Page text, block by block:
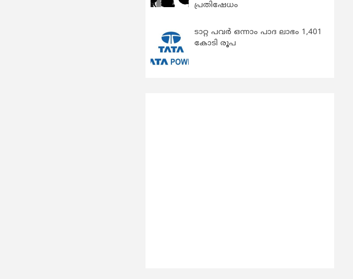
പ്രതിഷേധം
ടാറ്റ പവർ ഒന്നാം പാദ ലാഭം 1,401
കോടി രൂപ